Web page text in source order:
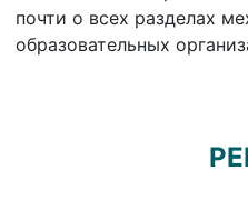
почти о всех разделах
образовательных